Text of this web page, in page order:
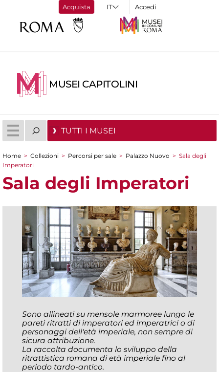
Acquista Accedi
MUSEI CAPITOLINI
TUTTI I MUSEI
Tu sei qui
Home > Collezioni > Percorsi per sale > Palazzo Nuovo > Sala degli
Imperatori
Sala degli Imperatori
Sono allineati su mensole marmoree lungo le
pareti ritratti di imperatori ed imperatrici o di
personaggi dell'età imperiale, non sempre di
sicura attribuzione.
La raccolta documenta lo sviluppo della
ritrattistica romana di età imperiale fino al
periodo tardo-antico.